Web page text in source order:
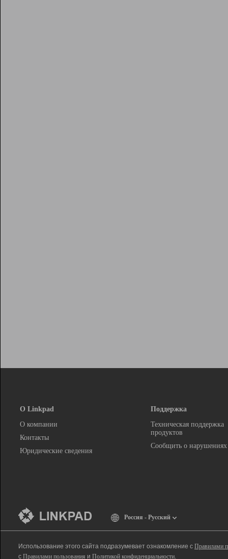
О Linkpad
О компании
Контакты
Юридические сведения
Поддержка
Техническая поддержка
продуктов
Сообщить о нарушениях
Россия - Русский
Использование этого сайта подразумевает ознакомление с Правилами
с Правилами пользования и Политикой конфиденциальности.